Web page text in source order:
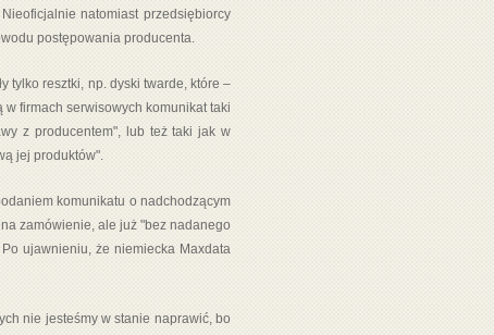
natomiast przedsiębiorcy
postępowania producenta.
tylko resztki, np. dyski twarde, które –
firmach serwisowych komunikat taki
z producentem", lub też taki jak w
jej produktów".
komunikatu o nadchodzącym
zamówienie, ale już "bez nadanego
ujawnieniu, że niemiecka Maxdata
nie jesteśmy w stanie naprawić, bo